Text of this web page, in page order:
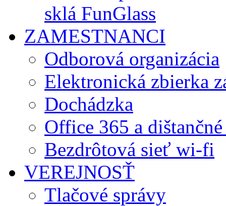
sklá FunGlass
ZAMESTNANCI
Odborová organizácia
Elektronická zbierka
Dochádzka
Office 365 a
Bezdrôtová sieť wi-fi
VEREJNOSŤ
Tlačové správy